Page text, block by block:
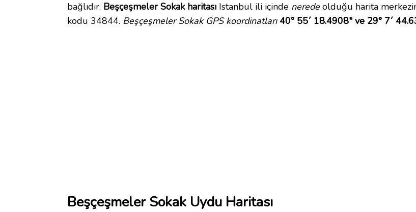
bağlıdır. Beşçeşmeler Sokak haritası Istanbul ili içinde neredeolduğu harita
kodu 34844. Beşçeşmeler Sokak GPS koordinatları 40° 55´ 18.4908" ve 29° 7´
Beşçeşmeler Sokak Uydu Haritası